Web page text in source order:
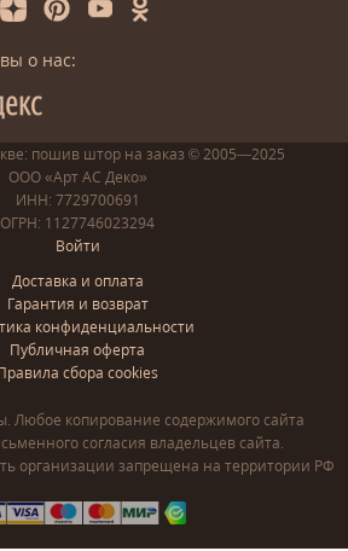
о нас:
пошив штор на заказ © 2005—2025
ООО «Арт АС Деко»
ИНН: 7729700691
ОГРН: 1127746023294
Войти
Доставка и оплата
Гарантия и возврат
конфиденциальности
Публичная оферта
сбора cookies
Любое копирование содержимого сайта
согласия владельцев сайта.
организации запрещена на территории РФ